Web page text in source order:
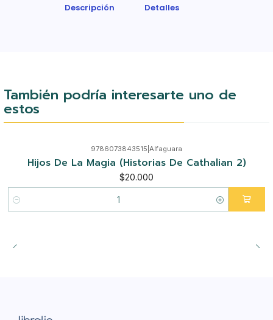
Descripción Detalles
También podría interesarte uno de
estos
9786073843515 Alfaguara
Hijos De La Magia (Historias De Cathalian 2)
$20.000
Cantidad